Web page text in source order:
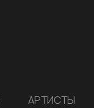
АРТИСТЫ